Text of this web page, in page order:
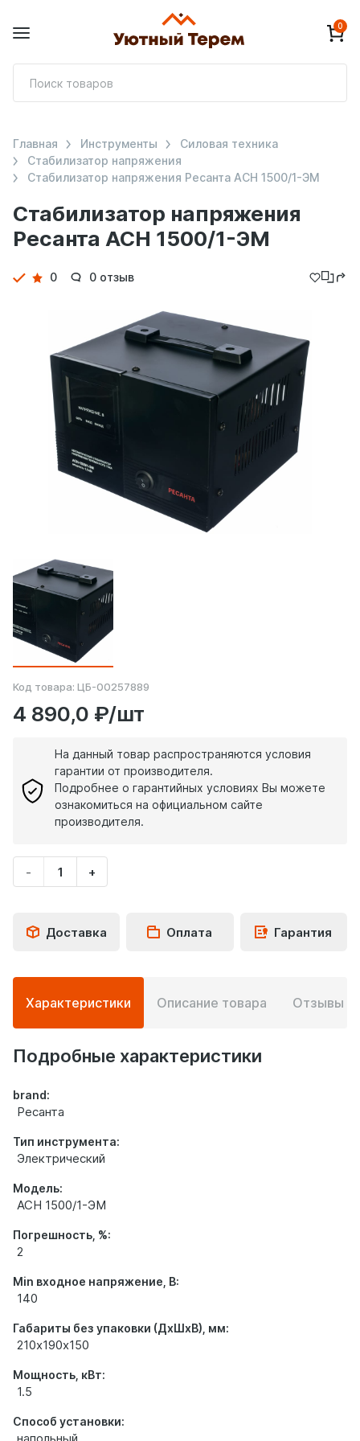
0
Стабилизатор напряжения
Ресанта АСН 1500/1-ЭМ
Главная Инструменты
Силовая техника
Стабилизатор напряжения
Стабилизатор напряжения Ресанта АСН 1500/1-ЭМ
Детали
0 0 отзыв
Код товара: ЦБ-00257889
4 890,0 ₽/шт
На данный товар распространяются условия
гарантии от производителя.
Подробнее о гарантийных условиях Вы можете
ознакомиться на официальном сайте
производителя.
-
Укажите
количество
+
Доставка Оплата Гарантия
Подробная
информация
о
товаре
Характеристики Описание товара Отзывы
Подробные характеристики
brand:
Ресанта
Тип инструмента:
Электрический
Модель:
АСН 1500/1-ЭМ
Погрешность, %:
2
Min входное напряжение, В:
140
Габариты без упаковки (ДхШхВ), мм:
210х190х150
Мощность, кВт:
1.5
Способ установки: